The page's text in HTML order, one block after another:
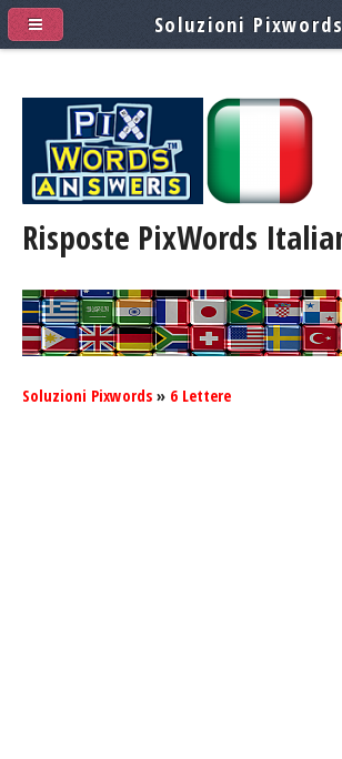
Risposte PixWords
Soluzioni Pixwords » 6 Lettere
Soluzioni Pixwords